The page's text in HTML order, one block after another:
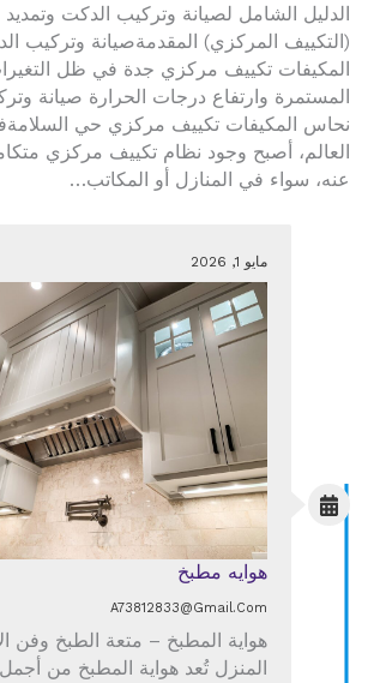
الدليل الشامل لصيانة وتركيب الدكت
(التكييف المركزي) المقدمةصيانة وتركيب
المكيفات تكييف مركزي جدة في ظل
المستمرة وارتفاع درجات الحرارة صيانة
نحاس المكيفات تكييف مركزي حي
العالم، أصبح وجود نظام تكييف مركزي
عنه، سواء في المنازل أو المكاتب…
مايو 1, 2026
هوايه مطبخ
A73812833@gmail.com
هواية المطبخ – متعة الطبخ وفن
المنزل تُعد هواية المطبخ من